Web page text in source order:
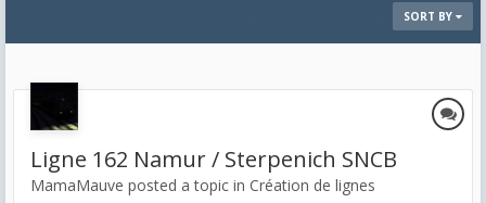
SORT BY
Ligne 162 Namur / Sterpenich SNCB
MamaMauve posted a topic in Création de lignes